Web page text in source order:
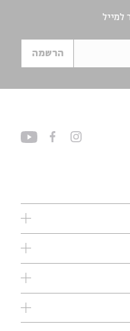
למייל
הרשמה